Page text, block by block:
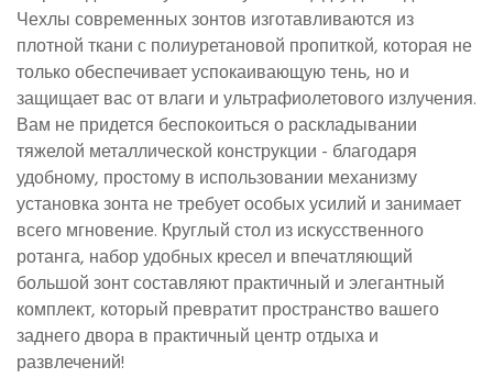
Чехлы современных зонтов изготавливаются из
плотной ткани с полиуретановой пропиткой, которая не
только обеспечивает успокаивающую тень, но и
защищает вас от влаги и ультрафиолетового излучения.
Вам не придется беспокоиться о раскладывании
тяжелой металлической конструкции - благодаря
удобному, простому в использовании механизму
установка зонта не требует особых усилий и занимает
всего мгновение. Круглый стол из искусственного
ротанга, набор удобных кресел и впечатляющий
большой зонт составляют практичный и элегантный
комплект, который превратит пространство вашего
заднего двора в практичный центр отдыха и
развлечений!